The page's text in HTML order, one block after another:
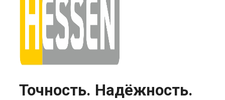
Точность. Надёжность.